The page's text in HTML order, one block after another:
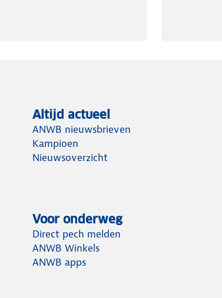
Altijd actueel
ANWB nieuwsbrieven
Kampioen
Nieuwsoverzicht
Voor onderweg
Direct pech melden
ANWB Winkels
ANWB apps